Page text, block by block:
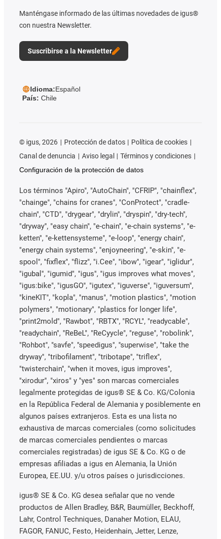
Manténgase informado de las últimas novedades de igus®
con nuestra Newsletter.
Suscribirse a la Newsletter
Idioma:Español
País: Chile
© igus, 2026 Protección de datos
Política de cookies
Canal de denuncia
Aviso legal
Términos y condiciones
Configuración de la protección de datos
Los términos "Apiro", "AutoChain", "CFRIP", "chainflex",
"chainge", "chains for cranes", "ConProtect", "cradle-
chain", "CTD", "drygear", "drylin", "dryspin", "dry-tech",
"dryway", "easy chain", "e-chain", "e-chain systems", "e-
ketten", "e-kettensysteme", "e-loop", "energy chain",
"energy chain systems", "enjoyneering", "e-skin", "e-
spool", "fixflex", "flizz", "i.Cee", "ibow", "igear", "iglidur",
"igubal", "igumid", "igus", "igus improves what moves",
"igus:bike", "igusGO", "igutex", "iguverse", "iguversum",
"kineKIT", "kopla", "manus", "motion plastics", "motion
polymers", "motionary", "plastics for longer life",
"print2mold", "Rawbot", "RBTX", "RCYL", "readycable",
"readychain", "ReBeL", "ReCyycle", "reguse", "robolink",
"Rohbot", "savfe", "speedigus", "superwise", "take the
dryway", "tribofilament", "tribotape", "triflex",
"twisterchain", "when it moves, igus improves",
"xirodur", "xiros" y "yes" son marcas comerciales
legalmente protegidas de igus® SE & Co. KG/Colonia
en la República Federal de Alemania y posiblemente en
algunos países extranjeros. Esta es una lista no
exhaustiva de marcas comerciales (como solicitudes
de marcas comerciales pendientes o marcas
comerciales registradas) de igus SE & Co. KG o de
empresas afiliadas a igus en Alemania, la Unión
Europea, EE.UU. y/u otros países o jurisdicciones.
igus® SE & Co. KG desea señalar que no vende
productos de Allen Bradley, B&R, Baumüller, Beckhoff,
Lahr, Control Techniques, Danaher Motion, ELAU,
FAGOR, FANUC, Festo, Heidenhain, Jetter, Lenze,